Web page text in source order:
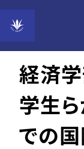
2026年03月
経済
学生
での国